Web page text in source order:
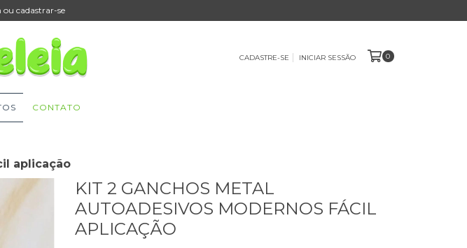
ou cadastrar-se
CADASTRE-SE INICIAR SESSÃO 0
CONTATO
aplicação
KIT 2 GANCHOS METAL
AUTOADESIVOS MODERNOS FÁCIL
APLICAÇÃO